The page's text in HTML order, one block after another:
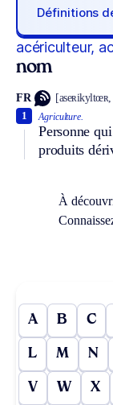
Définitions
acériculteur,
nom
FR [aseʀikyltœʀ,
Agriculture.
Personne
produits
1
À
A B C
L M N
V W X